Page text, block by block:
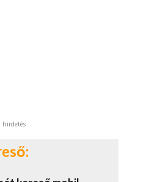
hirdetés